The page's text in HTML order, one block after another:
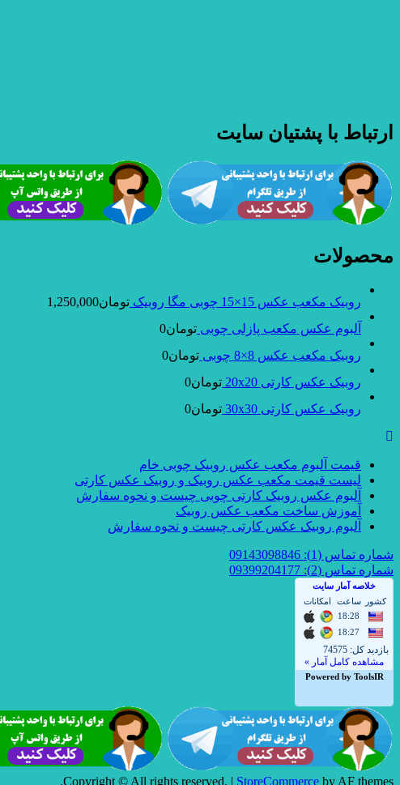
ارتباط با پشتیان سایت
محصولات
روبیک مکعب عکس 15×15 چوبی مگا روبیک تومان1,250,000
آلبوم عکس مکعب پازلی چوبی تومان0
روبیک مکعب عکس 8×8 چوبی
تومان0
روبیک عکس کارتی 20x20
تومان0
روبیک عکس کارتی 30x30
تومان0
قیمت آلبوم مکعب عکس روبیک چوبی خام
لیست قیمت مکعب عکس روبیک و روبیک عکس کارتی
آلبوم عکس روبیک کارتی چوبی چیست و نحوه سفارش
آموزش ساخت مکعب عکس روبیک
آلبوم روبیک عکس کارتی چیست و نحوه سفارش
شماره تماس (1): 09143098846
شماره تماس (2): 09399204177
Copyright © All rights reserved. | StoreCommerce by AF themes.